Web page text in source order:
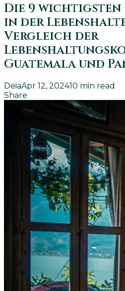
Die 9
in der
Vergleich der
Guatemala und
DeiaApr 12, 202410 min read
Share